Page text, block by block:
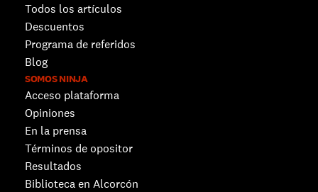
Todos los artículos
Descuentos
Programa de referidos
Blog
SOMOS NINJA
Acceso plataforma
Opiniones
En la prensa
Términos de opositor
Resultados
Biblioteca en Alcorcón